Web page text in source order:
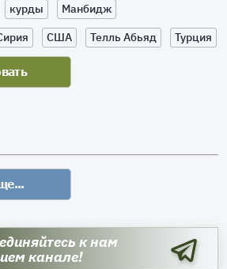
курды
Манбидж
США Телль Абьяд Турция
к нам
канале!